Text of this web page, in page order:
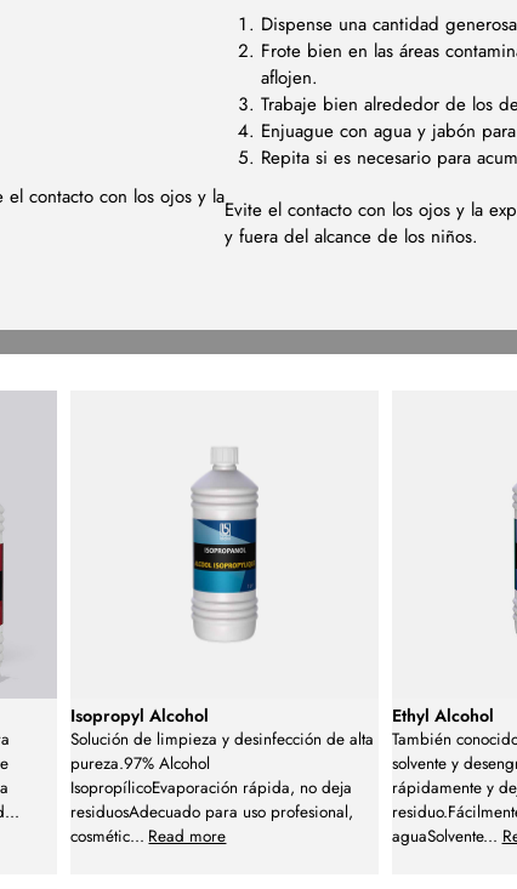
contacto con los ojos y la
Dispense una cantidad
Frote bien en las áreas
aflojen.
Trabaje bien alrededor de los
Enjuague con agua y jabón
Repita si es necesario para
Evite el contacto con los ojos y la
y fuera del alcance de los niños.
...
Isopropyl Alcohol
Solución de limpieza y desinfección de alta
pureza.97% Alcohol
IsopropílicoEvaporación rápida, no deja
residuosAdecuado para uso profesional,
cosmétic... Read more
Ethyl Alcohol
También
solvente y
rápidamente y
aguaSolvente...